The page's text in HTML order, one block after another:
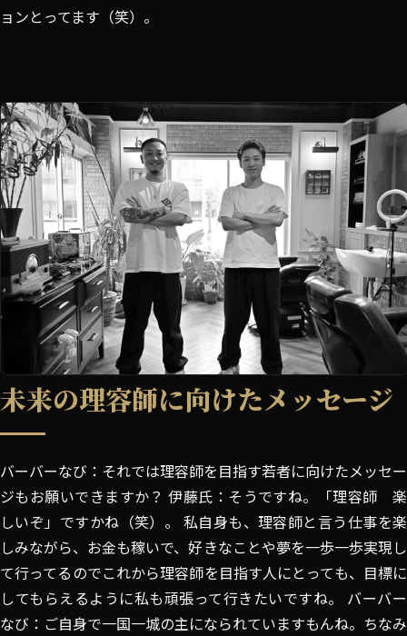
ョンとってます（笑）。
未来の理容師に向けたメッセージ
バーバーなび：それでは理容師を目指す若者に向けたメッセー
ジもお願いできますか？ 伊藤氏：そうですね。「理容師 楽
しいぞ」ですかね（笑）。 私自身も、理容師と言う仕事を楽
しみながら、お金も稼いで、好きなことや夢を一歩一歩実現し
て行ってるのでこれから理容師を目指す人にとっても、目標に
してもらえるように私も頑張って行きたいですね。 バーバー
なび：ご自身で一国一城の主になられていますもんね。ちなみ